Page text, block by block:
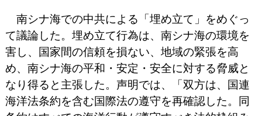
南シナ海での中共による「埋め立て」をめぐっ
て議論した。埋め立て行為は、南シナ海の環境を
害し、国家間の信頼を損ない、地域の緊張を高
め、南シナ海の平和・安定・安全に対する脅威と
なり得ると主張した。声明では、「双方は、国連
海洋法条約を含む国際法の遵守を再確認した。同